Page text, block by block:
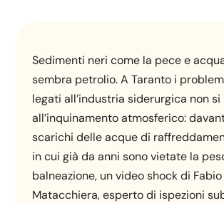
Sedimenti neri come la pece e
sembra petrolio. A Taranto i
legati all’industria siderurgica non
all’inquinamento atmosferico:
scarichi delle acque di
in cui già da anni sono vietate la
balneazione, un video shock di Fabio
Matacchiera, esperto di ispezioni